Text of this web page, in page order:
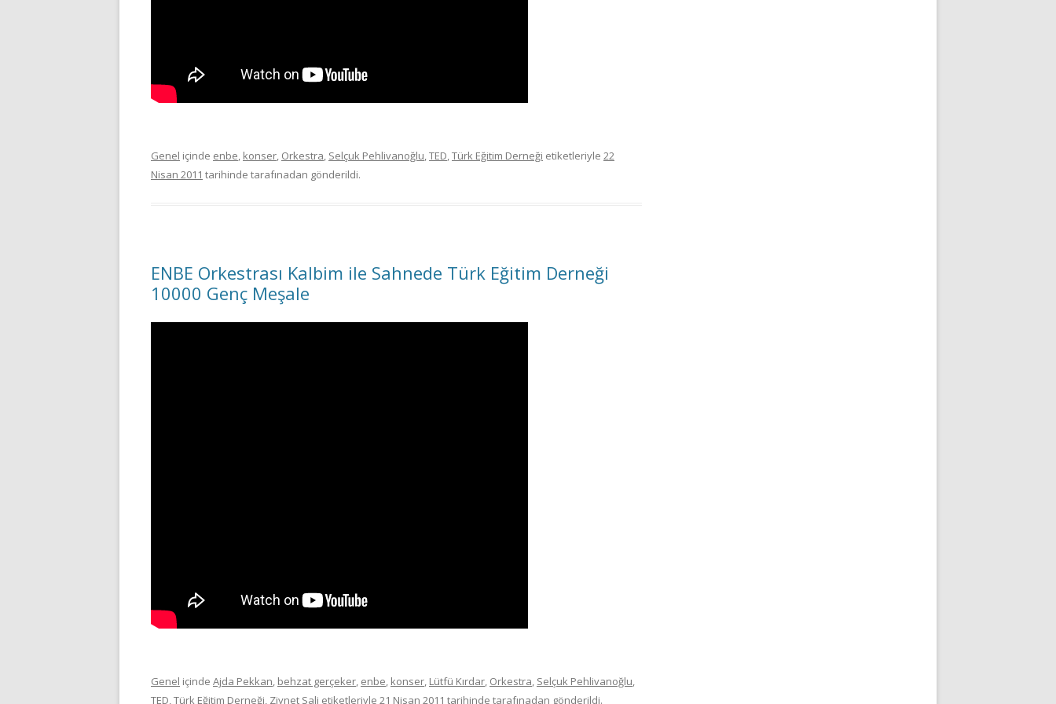
Genel içinde enbe, konser, Orkestra, Selçuk Pehlivanoğlu,TED,Türk Eğitim Derneği etiketleriyle 22
Nisan 2011 tarihinde tarafınadan gönderildi.
ENBE Orkestrası Kalbim ile Sahnede Türk Eğitim Derneği
10000 Genç Meşale
Genel içinde Ajda Pekkan, behzat gerçeker, enbe, konser, Lütfü Kırdar, Orkestra, Selçuk Pehlivanoğlu,
TED,Türk Eğitim Derneği, Ziynet Sali etiketleriyle 21 Nisan 2011 tarihinde tarafınadan gönderildi.